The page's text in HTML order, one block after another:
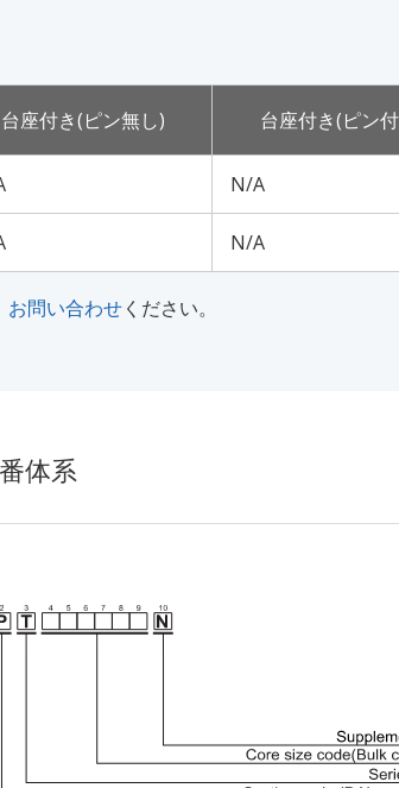
台座付き(ピン無し) 台座付き(ピン
N/A
N/A
お問い合わせください。
体系